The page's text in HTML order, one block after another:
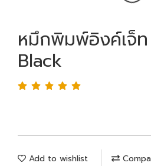
หมึกพิมพ์อิงค์เจ็
Black
Add to wishlist